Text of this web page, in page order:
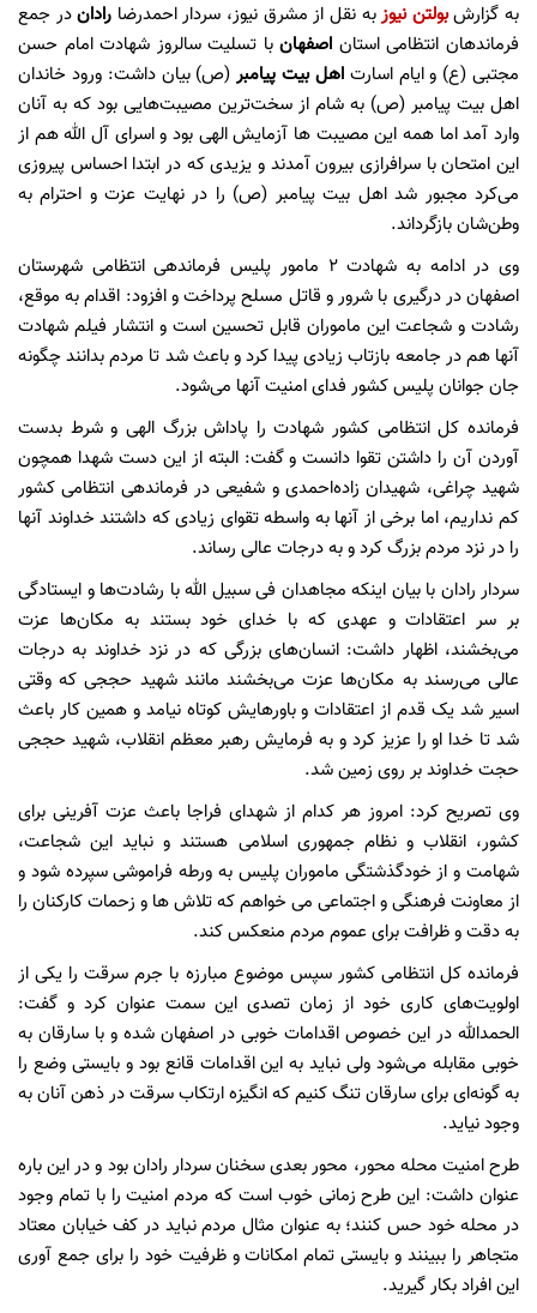
به گزارش بولتن نیوزبه نقل از مشرق نیوز، سردار احمدرضا راداندر جمع
فرماندهان انتظامی استان اصفهانبا تسلیت سالروز شهادت امام حسن
مجتبی (ع) و ایام اسارت اهل بیت پیامبر(ص) بیان داشت: ورود خاندان
اهل بیت پیامبر (ص) به شام از سخت‌ترین مصیبت‌هایی بود که به آنان
وارد آمد اما همه این مصیبت ها آزمایش الهی بود و اسرای آل الله هم از
این امتحان با سرافرازی بیرون آمدند و یزیدی که در ابتدا احساس پیروزی
می‌کرد مجبور شد اهل بیت پیامبر (ص) را در نهایت عزت و احترام به
وطن‌شان بازگرداند.
وی در ادامه به شهادت ۲ مامور پلیس فرماندهی انتظامی شهرستان
اصفهان در درگیری با شرور و قاتل مسلح پرداخت و افزود: اقدام به موقع،
رشادت و شجاعت این ماموران قابل تحسین است و انتشار فیلم شهادت
آنها هم در جامعه بازتاب زیادی پیدا کرد و باعث شد تا مردم بدانند چگونه
جان جوانان پلیس کشور فدای امنیت آنها می‌شود.
فرمانده کل انتظامی کشور شهادت را پاداش بزرگ الهی و شرط بدست
آوردن آن را داشتن تقوا دانست و گفت: البته از این دست شهدا همچون
شهید چراغی، شهیدان زاده‌احمدی و شفیعی در فرماندهی انتظامی کشور
کم نداریم، اما برخی از آنها به واسطه تقوای زیادی که داشتند خداوند آنها
را در نزد مردم بزرگ کرد و به درجات عالی رساند.
سردار رادان با بیان اینکه مجاهدان فی سبیل الله با رشادت‌ها و ایستادگی
بر سر اعتقادات و عهدی که با خدای خود بستند به مکان‌ها عزت
می‌بخشند، اظهار داشت: انسان‌های بزرگی که در نزد خداوند به درجات
عالی می‌رسند به مکان‌ها عزت می‌بخشند مانند شهید حججی که وقتی
اسیر شد یک قدم از اعتقادات و باورهایش کوتاه نیامد و همین کار باعث
شد تا خدا او را عزیز کرد و به فرمایش رهبر معظم انقلاب، شهید حججی
حجت خداوند بر روی زمین شد.
وی تصریح کرد: امروز هر کدام از شهدای فراجا باعث عزت آفرینی برای
کشور، انقلاب و نظام جمهوری اسلامی هستند و نباید این شجاعت،
شهامت و از خودگذشتگی ماموران پلیس به ورطه فراموشی سپرده شود و
از معاونت فرهنگی و اجتماعی می خواهم که تلاش ها و زحمات کارکنان را
به دقت و ظرافت برای عموم مردم منعکس کند.
فرمانده کل انتظامی کشور سپس موضوع مبارزه با جرم سرقت را یکی از
اولویت‌های کاری خود از زمان تصدی این سمت عنوان کرد و گفت:
الحمدالله در این خصوص اقدامات خوبی در اصفهان شده و با سارقان به
خوبی مقابله می‌شود ولی نباید به این اقدامات قانع بود و بایستی وضع را
به گونه‌ای برای سارقان تنگ کنیم که انگیزه ارتکاب سرقت در ذهن آنان به
وجود نیاید.
طرح امنیت محله محور، محور بعدی سخنان سردار رادان بود و در این باره
عنوان داشت: این طرح زمانی خوب است که مردم امنیت را با تمام وجود
در محله خود حس کنند؛ به عنوان مثال مردم نباید در کف خیابان معتاد
متجاهر را ببینند و بایستی تمام امکانات و ظرفیت خود را برای جمع آوری
این افراد بکار گیرید.